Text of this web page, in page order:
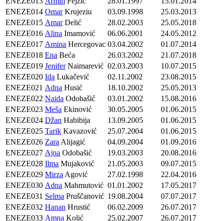
ENEZE014 OmarKrujeziu 03.09.1998
25.03.2013
ENEZE015 AmarDelić 28.02.2003
25.05.2018
ENEZE016 Alina Imamović 06.06.2001
24.05.2012
ENEZE017 Amina Hercegovac 03.04.2002
01.07.2014
ENEZE018 Ena Beća 26.03.2002
21.07.2018
ENEZE019 JeniferNaimarević 02.03.2003
10.07.2015
ENEZE020 Ida Lukačević 02.11.2002
23.08.2015
ENEZE021 Adna Husić 18.10.2002
25.05.2013
ENEZE022 Naida Odobašić 03.01.2002
15.08.2016
ENEZE023 Meša Ekinović 30.05.2005
01.06.2015
ENEZE024 Džan Habibija 13.09.2005
01.06.2015
ENEZE025 Tarik Kavazović 25.07.2004
01.06.2015
ENEZE026 Zara Alijagić 04.09.2004
01.09.2016
ENEZE027 Ajna Odobašić 19.03.2003
20.08.2016
ENEZE028 Ilma Mujaković 21.05.2003
09.07.2015
ENEZE029 Mirza Agović 27.02.1998
22.04.2016
ENEZE030 Adna Mahmutović 01.01.2002
17.05.2017
ENEZE031 Selma Pruščanović 19.08.2004
07.07.2017
ENEZE032 Hanan Hrustić 06.02.2009
26.07.2017
ENEZE033 Amna Kolić 25.02.2007 26.07.2017